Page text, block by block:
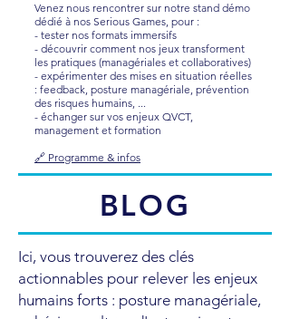
Venez nous rencontrer sur notre stand démo
dédié à nos Serious Games, pour :
- tester nos formats immersifs
- découvrir comment nos jeux transforment
les pratiques (managériales et collaboratives)
- expérimenter des mises en situation réelles
: feedback, posture managériale, prévention
des risques humains, ...
- échanger sur vos enjeux QVCT,
management et formation
🔗 Programme & infos
BLOG
Ici, vous trouverez des clés
actionnables pour relever les enjeux
humains forts : posture managériale,